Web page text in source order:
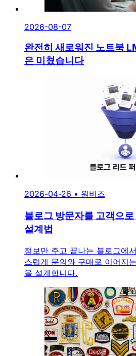
2026-08-07
완전히 새로워진 노트북
은 미쳤습니다
2026-04-26 • 원비즈
블로그 방문자를 고객으
설계법
정보만 주고 끝나는 블로그에
스럽게 문의와 구매로 이어지
을 설계합니다.